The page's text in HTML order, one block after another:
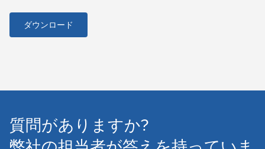
ダウンロード
質問がありますか?